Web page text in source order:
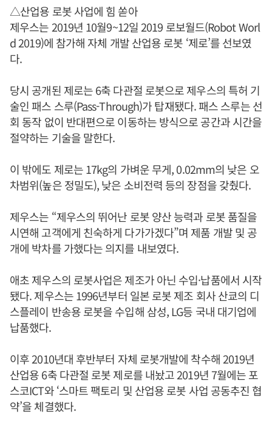
△산업용 로봇 사업에 힘 쏟아
제우스는 2019년 10월9~12일 2019 로보월드(Robot Worl
d 2019)에 참가해 자체 개발 산업용 로봇 ‘제로’를 선보였
다.
당시 공개된 제로는 6축 다관절 로봇으로 제우스의 특허 기
술인 패스 스루(Pass-Through)가 탑재됐다. 패스 스루는 선
회 동작 없이 반대편으로 이동하는 방식으로 공간과 시간을
절약하는 기술을 말한다.
이 밖에도 제로는 17kg의 가벼운 무게, 0.02mm의 낮은 오
차범위(높은 정밀도), 낮은 소비전력 등의 장점을 갖췄다.
제우스는 “제우스의 뛰어난 로봇 양산 능력과 로봇 품질을
시연해 고객에게 친숙하게 다가가겠다”며 제품 개발 및 공
개에 박차를 가했다는 의지를 내보였다.
애초 제우스의 로봇사업은 제조가 아닌 수입·납품에서 시작
됐다. 제우스는 1996년부터 일본 로봇 제조 회사 산쿄의 디
스플레이 반송용 로봇을 수입해 삼성, LG등 국내 대기업에
납품했다.
이후 2010년대 후반부터 자체 로봇개발에 착수해 2019년
산업용 6축 다관절 로봇 제로를 내놨고 2019년 7월에는 포
스코ICT와 ‘스마트 팩토리 및 산업용 로봇 사업 공동추진 협
약’을 체결했다.